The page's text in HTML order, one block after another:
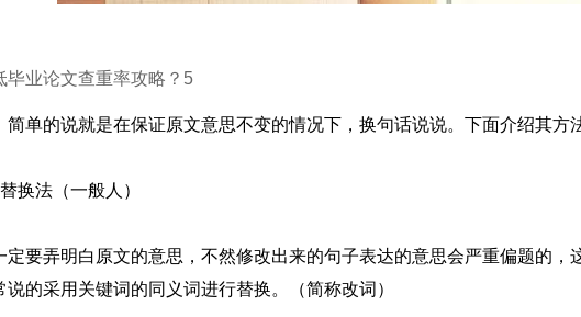
毕业论文查重率攻略？5
简单的说就是在保证原文意思不变的情况下，换句话说说。下面介绍其方
换法（一般人）
定要弄明白原文的意思，不然修改出来的句子表达的意思会严重偏题的，
的采用关键词的同义词进行替换。（简称改词）